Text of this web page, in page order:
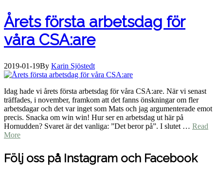
Årets första arbetsdag för
våra CSA:are
2019-01-19By Karin Sjöstedt
Idag hade vi årets första arbetsdag för våra CSA:are. När vi senast
träffades, i november, framkom att det fanns önskningar om fler
arbetsdagar och det var inget som Mats och jag argumenterade emot
precis. Snacka om win win! Hur ser en arbetsdag ut här på
Hornudden? Svaret är det vanliga: ”Det beror på”. I slutet … Read
More
Följ oss på Instagram och Facebook